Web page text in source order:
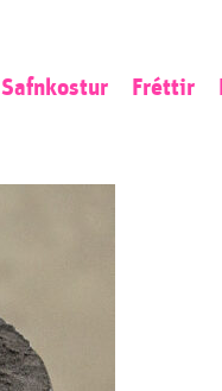
Safnkostur
Stofngjöf
Fréttir